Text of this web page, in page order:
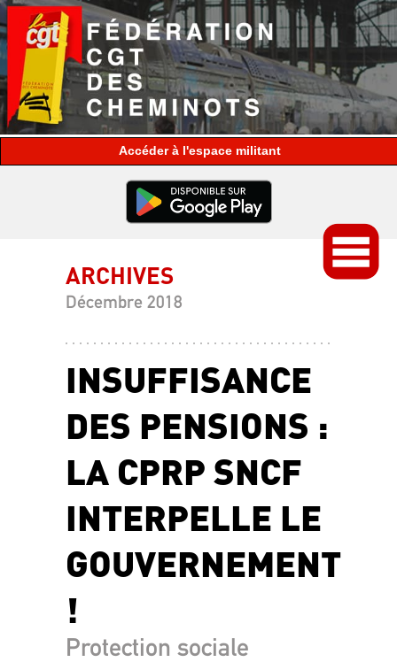
espace militant
ARCHIVES
Décembre 2018
INSUFFISANCE
DES PENSIONS :
LA CPRP SNCF
INTERPELLE LE
GOUVERNEMENT
!
Protection sociale